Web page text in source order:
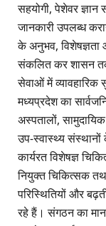
सहयोगी, पेशेवर ज्ञान
जानकारी उपलब्ध
के अनुभव, विशेषज्ञता
संकलित कर शासन तक
सेवाओं में
मध्यप्रदेश का
अस्पतालों,
उप-स्वास्थ्य
कार्यरत विशेषज्ञ
नियुक्त चिकित्सक
परिस्थितियों और
रहे हैं। संगठन का